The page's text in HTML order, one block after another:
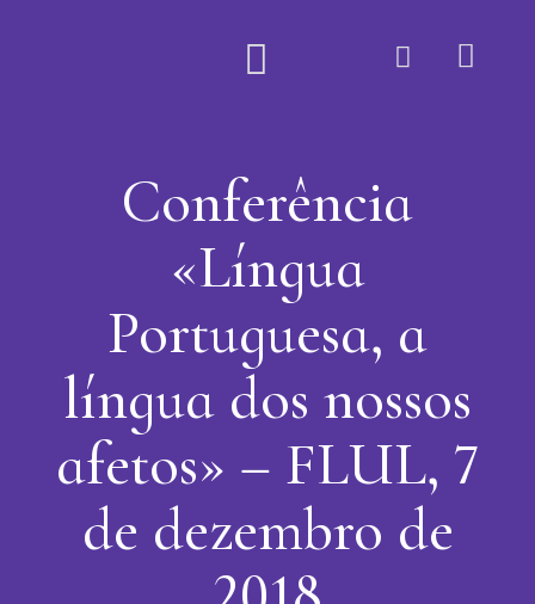
Conferência
«Língua
Portuguesa, a
língua dos nossos
afetos» – FLUL, 7
de dezembro de